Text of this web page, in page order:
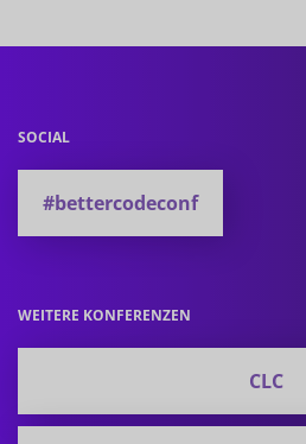
SOCIAL
#bettercodeconf
WEITERE KONFERENZEN
CLC